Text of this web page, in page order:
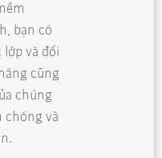
bạn có
lớp và đối
cũng
chúng
chóng và